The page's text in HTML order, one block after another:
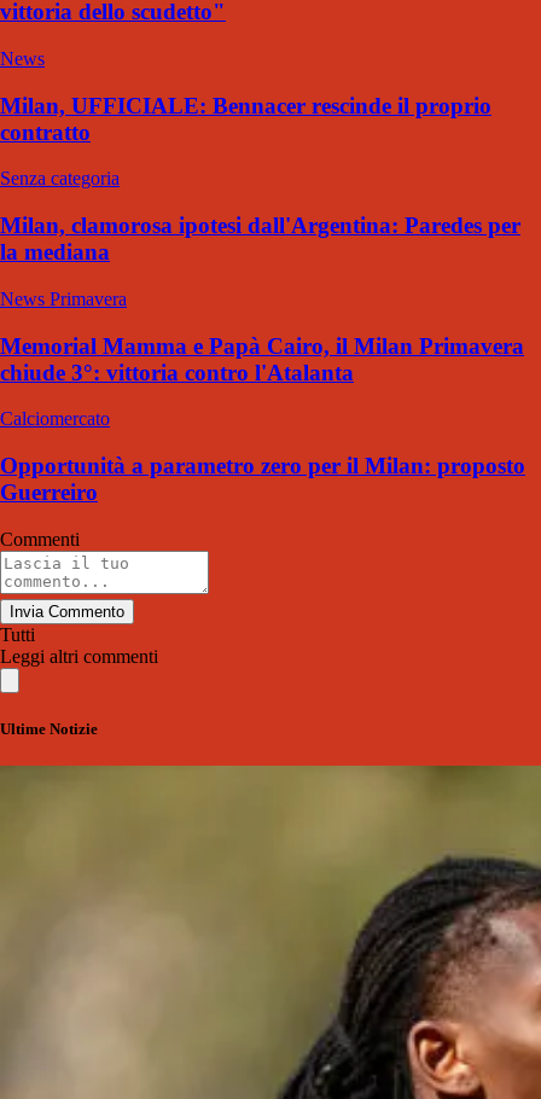
vittoria dello scudetto"
News
Milan, UFFICIALE: Bennacer rescinde il proprio
contratto
Senza categoria
Milan, clamorosa ipotesi dall'Argentina: Paredes per
la mediana
News Primavera
Memorial Mamma e Papà Cairo, il Milan Primavera
chiude 3°: vittoria contro l'Atalanta
Calciomercato
Opportunità a parametro zero per il Milan: proposto
Guerreiro
Commenti
Invia Commento
Tutti
Leggi altri commenti
Ultime Notizie